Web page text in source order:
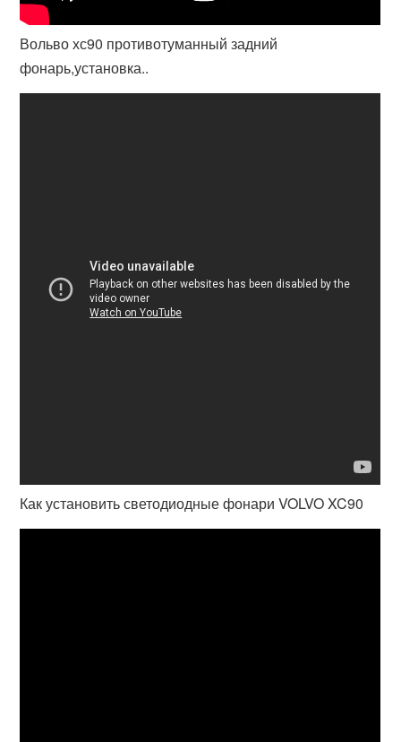
Вольво хс90 противотуманный задний
фонарь,установка..
Как установить светодиодные фонари VOLVO XC90